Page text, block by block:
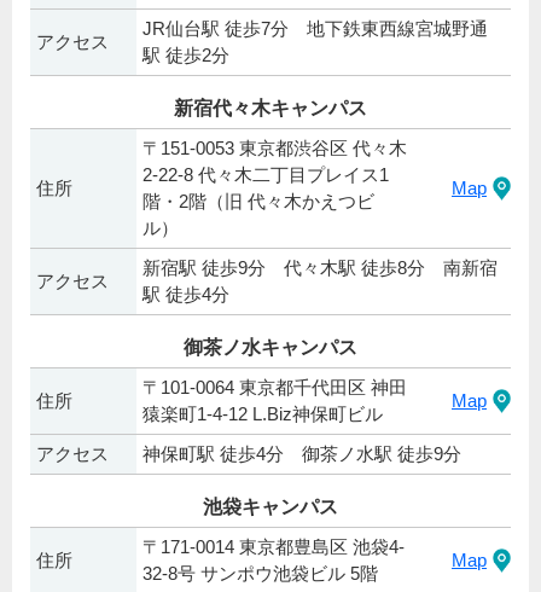
アクセス
JR仙台駅 徒歩7分 地下鉄東西線宮城野通
駅 徒歩2分
新宿代々木キャンパス
住所
〒151-0053 東京都渋谷区 代々木
2-22-8 代々木二丁目プレイス1
階・2階（旧 代々木かえつビ
ル）
Map
アクセス
新宿駅 徒歩9分 代々木駅 徒歩8分 南新宿
駅 徒歩4分
御茶ノ水キャンパス
住所
〒101-0064 東京都千代田区 神田
猿楽町1-4-12 L.Biz神保町ビル
Map
アクセス 神保町駅 徒歩4分 御茶ノ水駅 徒歩9分
池袋キャンパス
住所
〒171-0014 東京都豊島区 池袋4-
32-8号 サンポウ池袋ビル 5階
Map